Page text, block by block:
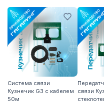
Система связи
Кузнечик G3 с кабелем
50м
связи